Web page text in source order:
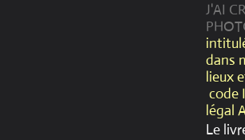
J'AI
dans
lieux
code
légal
Le